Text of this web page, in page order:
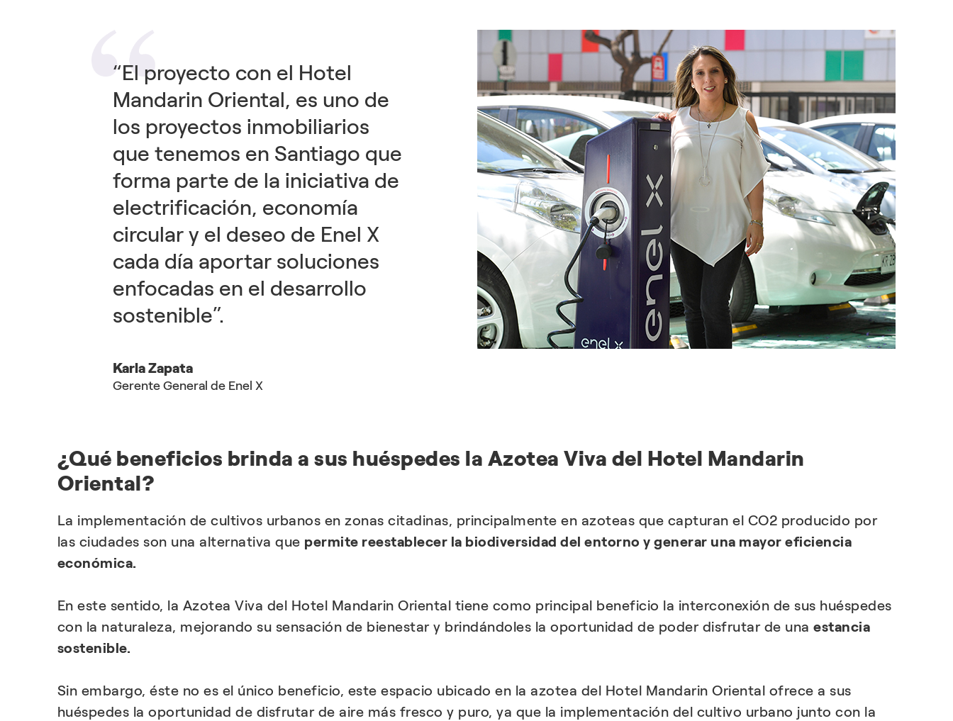
“El proyecto con el Hotel
Mandarin Oriental, es uno de
los proyectos inmobiliarios
que tenemos en Santiago que
forma parte de la iniciativa de
electrificación, economía
circular y el deseo de Enel X
cada día aportar soluciones
enfocadas en el desarrollo
sostenible”.
Karla Zapata
Gerente General de Enel X
¿Qué beneficios brinda a sus huéspedes la Azotea Viva del Hotel Mandarin
Oriental?
La implementación de cultivos urbanos en zonas citadinas, principalmente en azoteas que capturan el CO2 producido por
las ciudades son una alternativa que permite reestablecer la biodiversidad del entorno y generar una mayor eficiencia
económica.
En este sentido, la Azotea Viva del Hotel Mandarin Oriental tiene como principal beneficio la interconexión de sus huéspedes
con la naturaleza, mejorando su sensación de bienestar y brindándoles la oportunidad de poder disfrutar de unaestancia
sostenible.
Sin embargo, éste no es el único beneficio, este espacio ubicado en la azotea del Hotel Mandarin Oriental ofrece a sus
huéspedes la oportunidad de disfrutar de aire más fresco y puro, ya que la implementación del cultivo urbano junto con la